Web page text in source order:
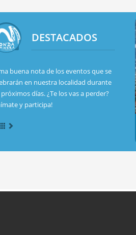
DESTACADOS
buena nota de los eventos que se
en nuestra localidad durante
días. ¿Te los vas a perder?
y participa!